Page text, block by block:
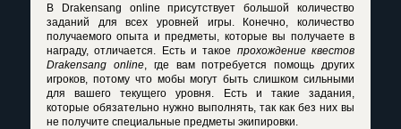
В Drakensang online присутствует большой количество
заданий для всех уровней игры. Конечно, количество
получаемого опыта и предметы, которые вы получаете в
награду, отличается. Есть и такое прохождение квестов
Drakensang online, где вам потребуется помощь других
игроков, потому что мобы могут быть слишком сильными
для вашего текущего уровня. Есть и такие задания,
которые обязательно нужно выполнять, так как без них вы
не получите специальные предметы экипировки.